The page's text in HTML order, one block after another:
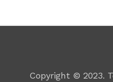
Copyright © 2023.